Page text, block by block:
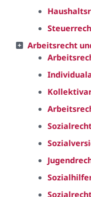
Arbeitsrecht